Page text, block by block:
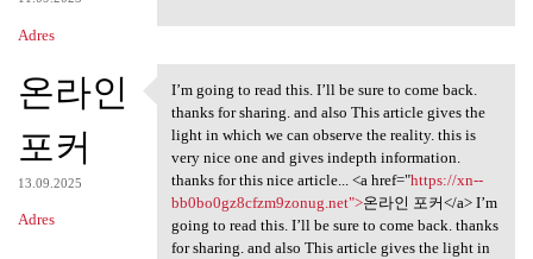
Adres
온라인
포커
13.09.2025
Adres
I’m going to read this. I’ll
I’m going to read this. I’ll be sure to come back.
thanks for sharing. and also This article gives the
light in which we can observe the reality. this is
very nice one and gives indepth information.
thanks for this nice article... <a href="https://xn--
bb0bo0gz8cfzm9zonug.net">온라인 포커</a> I’m
going to read this. I’ll be sure to come back. thanks
for sharing. and also This article gives the light in